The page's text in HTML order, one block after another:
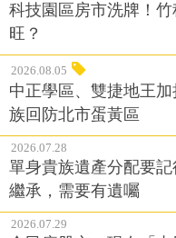
科技園區房市洗牌！
旺？
2026.08.05
中正學區、雙捷地王
族回防北市蛋黃區
2026.07.28
單身貴族遺產分配要
繼承，需要有遺囑
2026.07.29